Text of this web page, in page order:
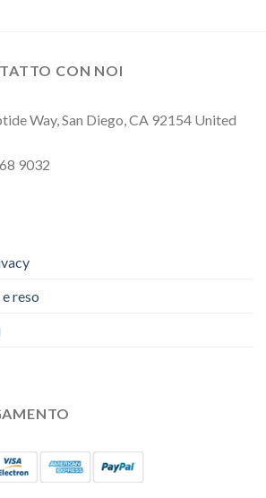
CON NOI
Way, San Diego, CA 92154 United
9032
reso